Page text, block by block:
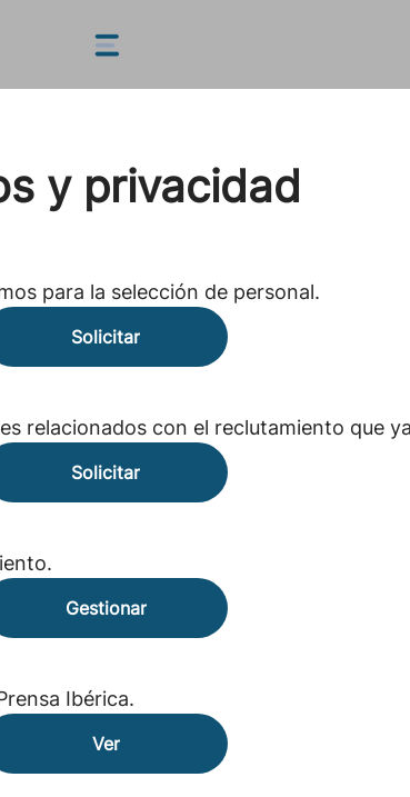
y privacidad
para la selección de personal.
Solicitar
relacionados con el reclutamiento que
Solicitar
Gestionar
Ibérica.
Ver